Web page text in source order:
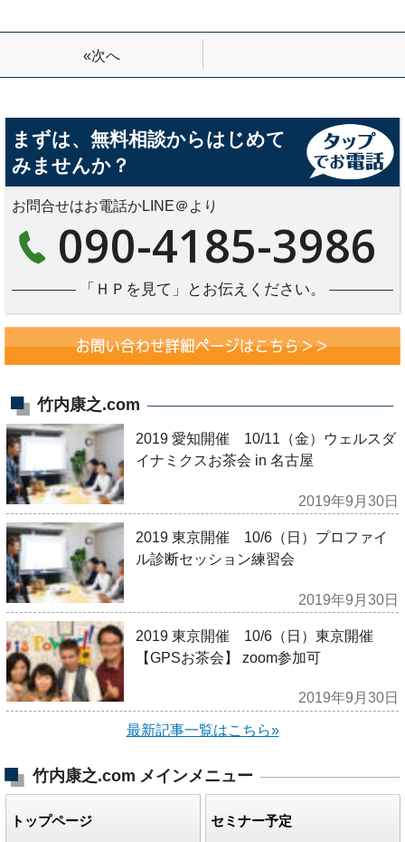
«次へ
まずは、無料相談からはじめて
みませんか？
お問合せはお電話かLINE＠より
090-4185-3986
「ＨＰを見て」とお伝えください。
竹内康之.com
2019 愛知開催 10/11（金）ウェルスダ
イナミクスお茶会 in 名古屋
2019年9月30日
2019 東京開催 10/6（日）プロファイ
ル診断セッション練習会
2019年9月30日
2019 東京開催 10/6（日）東京開催
【GPSお茶会】 zoom参加可
2019年9月30日
最新記事一覧はこちら»
竹内康之.com メインメニュー
トップページ セミナー予定